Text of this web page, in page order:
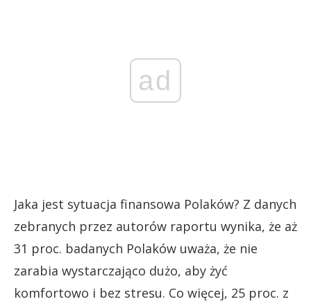
ad
Jaka jest sytuacja finansowa Polaków? Z danych
zebranych przez autorów raportu wynika, że aż
31 proc. badanych Polaków uważa, że nie
zarabia wystarczająco dużo, aby żyć
komfortowo i bez stresu. Co więcej, 25 proc. z